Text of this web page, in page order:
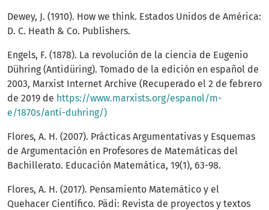
Dewey, J. (1910). How we think. Estados Unidos de América:
D. C. Heath & Co. Publishers.
Engels, F. (1878). La revolución de la ciencia de Eugenio
Dühring (Antidüring). Tomado de la edición en español de
2003, Marxist Internet Archive (Recuperado el 2 de febrero
de 2019 de https://www.marxists.org/espanol/m-
e/1870s/anti-duhring/)
Flores, A. H. (2007). Prácticas Argumentativas y Esquemas
de Argumentación en Profesores de Matemáticas del
Bachillerato. Educación Matemática, 19(1), 63-98.
Flores, A. H. (2017). Pensamiento Matemático y el
Quehacer Científico. Pädi: Revista de proyectos y textos